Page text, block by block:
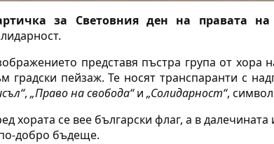
за Световния ден на правата на
представя пъстра група от хора
градски пейзаж. Те носят транспаранти с
, „Право на свобода“и „Солидарност“,
хората се вее български флаг, а в
добро бъдеще.